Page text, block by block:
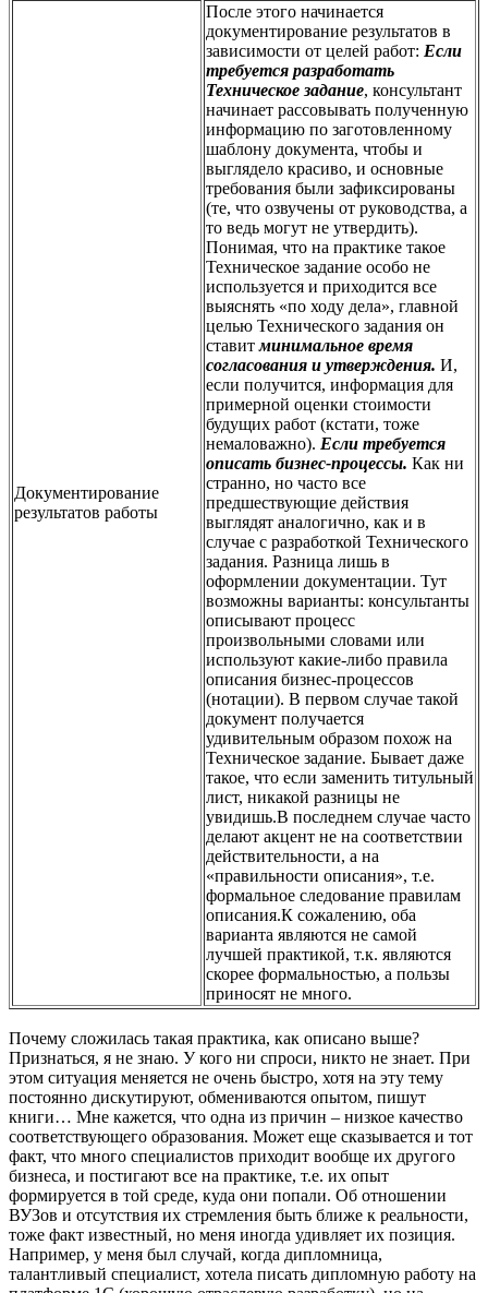
Документирование
результатов работы
После этого начинается
документирование результатов в
зависимости от целей работ: Если
требуется разработать
Техническое задание, консультант
начинает рассовывать полученную
информацию по заготовленному
шаблону документа, чтобы и
выглядело красиво, и основные
требования были зафиксированы
(те, что озвучены от руководства, а
то ведь могут не утвердить).
Понимая, что на практике такое
Техническое задание особо не
используется и приходится все
выяснять «по ходу дела», главной
целью Технического задания он
ставитминимальное время
согласования и утверждения. И,
если получится, информация для
примерной оценки стоимости
будущих работ (кстати, тоже
немаловажно). Если требуется
описать бизнес-процессы. Как ни
странно, но часто все
предшествующие действия
выглядят аналогично, как и в
случае с разработкой Технического
задания. Разница лишь в
оформлении документации. Тут
возможны варианты: консультанты
описывают процесс
произвольными словами или
используют какие-либо правила
описания бизнес-процессов
(нотации). В первом случае такой
документ получается
удивительным образом похож на
Техническое задание. Бывает даже
такое, что если заменить титульный
лист, никакой разницы не
увидишь.В последнем случае часто
делают акцент не на соответствии
действительности, а на
«правильности описания», т.е.
формальное следование правилам
описания.К сожалению, оба
варианта являются не самой
лучшей практикой, т.к. являются
скорее формальностью, а пользы
приносят не много.
Почему сложилась такая практика, как описано выше?
Признаться, я не знаю. У кого ни спроси, никто не знает. При
этом ситуация меняется не очень быстро, хотя на эту тему
постоянно дискутируют, обмениваются опытом, пишут
книги… Мне кажется, что одна из причин – низкое качество
соответствующего образования. Может еще сказывается и тот
факт, что много специалистов приходит вообще их другого
бизнеса, и постигают все на практике, т.е. их опыт
формируется в той среде, куда они попали. Об отношении
ВУЗов и отсутствия их стремления быть ближе к реальности,
тоже факт известный, но меня иногда удивляет их позиция.
Например, у меня был случай, когда дипломница,
талантливый специалист, хотела писать дипломную работу на